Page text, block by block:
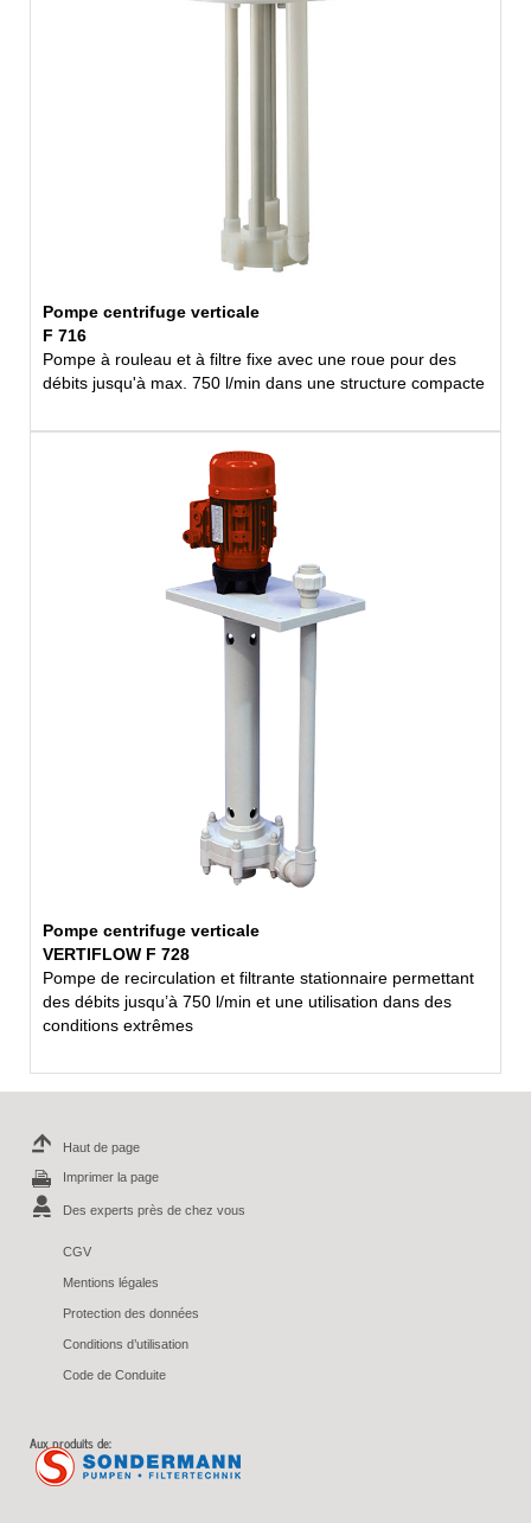
Pompe centrifuge verticale
F 716
Pompe à rouleau et à filtre fixe avec une roue pour des
débits jusqu'à max. 750 l/min dans une structure compacte
Pompe centrifuge verticale
VERTIFLOW F 728
Pompe de recirculation et filtrante stationnaire permettant
des débits jusqu’à 750 l/min et une utilisation dans des
conditions extrêmes
Haut de page
Imprimer la page
Des experts près de chez vous
CGV
Mentions légales
Protection des données
Conditions d’utilisation
Code de Conduite
Aux produits de: